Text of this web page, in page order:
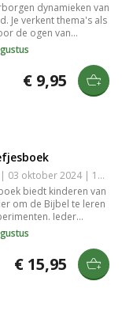
dynamieken van
Je verkent thema's als
de ogen van
helder proza en
het een meeslepende
om na te denken over
read voor
hechten aan
€ 9,95
Nederlands | Paperback | 03 oktober 2024 | 112 pagina's | 9789089123312
biedt kinderen van
om de Bijbel te leren
Ieder
proefje, weetje en
met strips voor
thuis, in de klas of op
€ 15,95